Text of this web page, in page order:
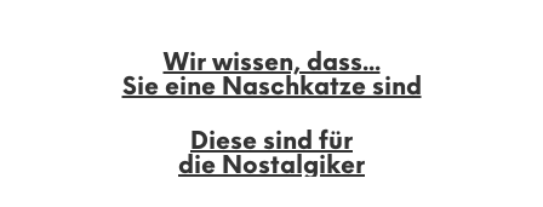
Wir wissen, dass...
Sie eine Naschkatze sind
Diese sind für
die Nostalgiker